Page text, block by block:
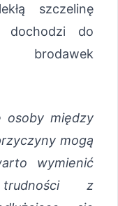
szczelinę
do
osoby między
mogą
wymienić
z